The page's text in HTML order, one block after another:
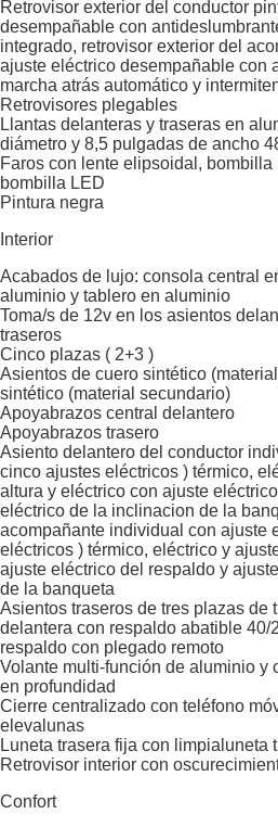
Retrovisor exterior del conductor
desempañable con
integrado, retrovisor exterior del
ajuste eléctrico desempañable con
marcha atrás automático y
Retrovisores plegables
Llantas delanteras y traseras en
diámetro y 8,5 pulgadas de ancho
Faros con lente elipsoidal,
bombilla LED
Pintura negra
Interior
Acabados de lujo: consola central
aluminio y tablero en aluminio
Toma/s de 12v en los asientos
traseros
Cinco plazas ( 2+3 )
Asientos de cuero sintético
sintético (material secundario)
Apoyabrazos central delantero
Apoyabrazos trasero
Asiento delantero del conductor
cinco ajustes eléctricos ) térmico,
altura y eléctrico con ajuste
eléctrico de la inclinacion de la
acompañante individual con ajuste
eléctricos ) térmico, eléctrico y
ajuste eléctrico del respaldo y
de la banqueta
Asientos traseros de tres plazas de
delantera con respaldo abatible 40/
respaldo con plegado remoto
Volante multi-función de aluminio y
en profundidad
Cierre centralizado con teléfono
elevalunas
Luneta trasera fija con limpialuneta
Retrovisor interior con
Confort